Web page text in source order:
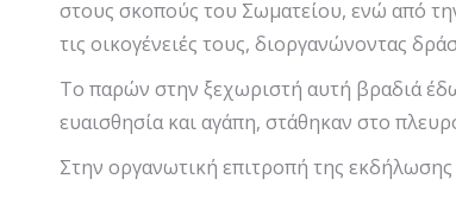
στους σκοπούς του Σωματείου, ενώ από
τις οικογένειές τους, διοργανώνοντας
Το παρών στην ξεχωριστή αυτή βραδιά
ευαισθησία και αγάπη, στάθηκαν στο
Στην οργανωτική επιτροπή της εκδήλωσης